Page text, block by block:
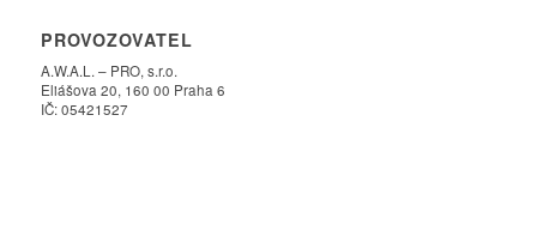
PROVOZOVATEL
A.W.A.L. – PRO, s.r.o.
Eliášova 20, 160 00 Praha 6
IČ: 05421527